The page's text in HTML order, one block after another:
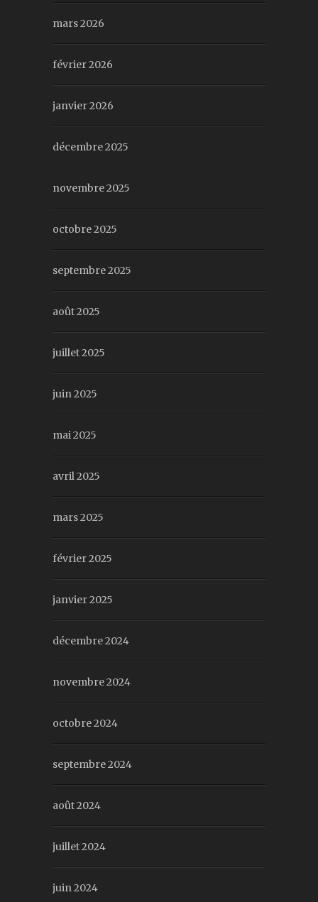
mars 2026
février 2026
janvier 2026
décembre 2025
novembre 2025
octobre 2025
septembre 2025
août 2025
juillet 2025
juin 2025
mai 2025
avril 2025
mars 2025
février 2025
janvier 2025
décembre 2024
novembre 2024
octobre 2024
septembre 2024
août 2024
juillet 2024
juin 2024